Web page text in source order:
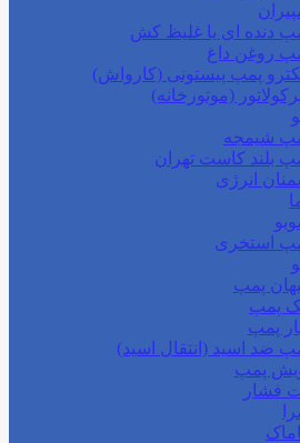
دنده ای یا غلیظ کش
روغن داغ
پمپ پیستونی (کارواش)
(موتورخانه)
شیمجه
بلند کاست تهران
انرژی
استخری
پمپ
پمپ
پمپ
ضد اسید (انتقال اسید)
پمپ
فشار